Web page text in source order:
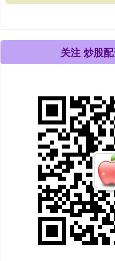
关注 炒股